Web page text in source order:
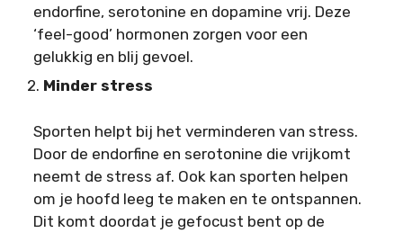
endorfine, serotonine en dopamine vrij. Deze
‘feel-good’ hormonen zorgen voor een
gelukkig en blij gevoel.
2. Minder stress
Sporten helpt bij het verminderen van stress.
Door de endorfine en serotonine die vrijkomt
neemt de stress af. Ook kan sporten helpen
om je hoofd leeg te maken en te ontspannen.
Dit komt doordat je gefocust bent op de